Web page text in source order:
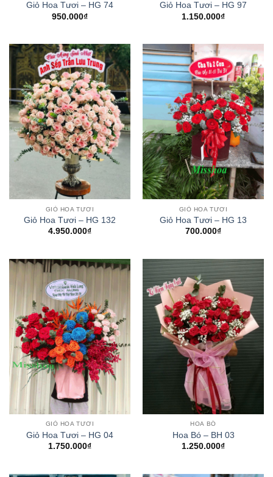
Giỏ Hoa Tươi – HG 74
950.000₫
Giỏ Hoa Tươi – HG 97
1.150.000₫
GIỎ HOA TƯƠI
Giỏ Hoa Tươi – HG 132
4.950.000₫
GIỎ HOA TƯƠI
Giỏ Hoa Tươi – HG 13
700.000₫
GIỎ HOA TƯƠI
Giỏ Hoa Tươi – HG 04
1.750.000₫
HOA BÓ
Hoa Bó – BH 03
1.250.000₫